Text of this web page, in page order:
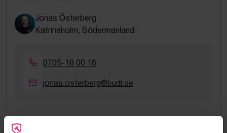
Jonas Österberg
Katrineholm, Södermanland
0705-18 00 16
jonas.osterberg@budi.se